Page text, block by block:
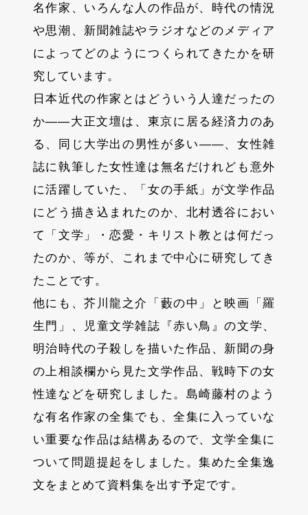
名作家、いろんな人の作品が、時代の情況
や思潮、新聞雑誌やラジオなどのメディア
によってどのようにつくられてきたかを研
究しています。
日本近代の作家とはどういう人達だったの
か――大正文壇は、東京に居る経済力のあ
る、同じ大学出の男性が多い――、女性雑
誌に執筆した女性達は無名だけれども意外
に活躍していた、「女の手紙」が文学作品
にどう描き込まれたのか、北村透谷におい
て「文学」・恋愛・キリスト教とは何だっ
たのか、等が、これまで中心に研究してき
たことです。
他にも、芥川龍之介「藪の中」と映画「羅
生門」、児童文学雑誌『赤い鳥』の文学、
明治時代の子殺しを描いた作品、新聞の身
の上相談欄から見た文学作品、戦時下の女
性達などを研究しました。島崎藤村のよう
な有名作家の全集でも、全集に入っていな
い重要な作品は結構あるので、文学全集に
ついて問題提起をしました。集めた全集逸
文をまとめて資料集を出す予定です。